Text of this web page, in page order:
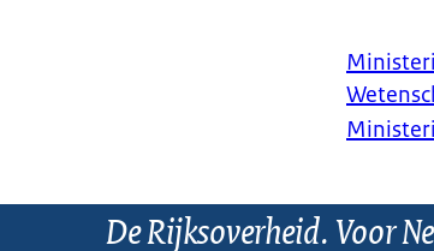
De Rijksoverheid. Voor